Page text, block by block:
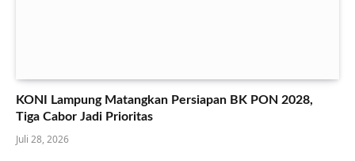
KONI Lampung Matangkan Persiapan BK PON 2028,
Tiga Cabor Jadi Prioritas
Juli 28, 2026